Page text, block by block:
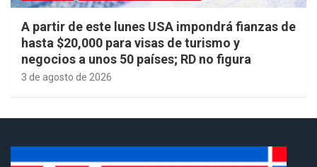
A partir de este lunes USA impondrá fianzas de
hasta $20,000 para visas de turismo y
negocios a unos 50 países; RD no figura
3 de agosto de 2026